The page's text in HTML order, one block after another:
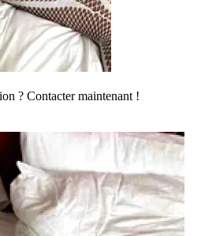
? Contacter maintenant !